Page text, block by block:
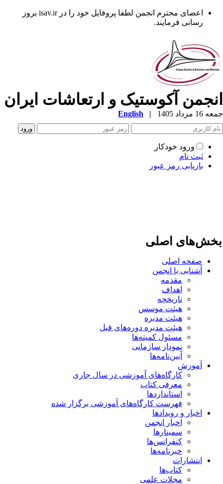
اعضای محترم انجمن لطفا پروفایل خود را در isav.ir بروز
رسانی فرمایند.
آکوستیک و ارتعاشات ایران
مرداد 1405 |
English
ورود خودکار
ثبت نام
بازیابی رمز عبور
اصلی
صفحه اصلی
آشنایی با انجمن
مقدمه
اهداف
تاریخچه
هیئت موسس
هیئت مدیره
هیئت مدیره دوره‌های قبل
مسئول کمیته‌ها
نمودار سازمانی
آیین‌نامه‌ها
آموزش
کارگاه‌های آموزشی در سال جاری
معرفی کتاب
استانداردها
فهرست کارگاه‌های آموزشی برگزار شده
اخبار و رویدادها
اخبار انجمن
سمینارها
کنفرانس‌ها
خبرنامه‌ها
انتشارات
کتاب‌ها
مجلات علمی